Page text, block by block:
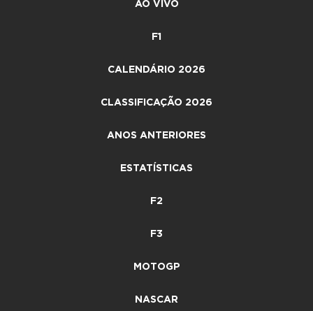
AO VIVO
F1
CALENDÁRIO 2026
CLASSIFICAÇÃO 2026
ANOS ANTERIORES
ESTATÍSTICAS
F2
F3
MOTOGP
NASCAR